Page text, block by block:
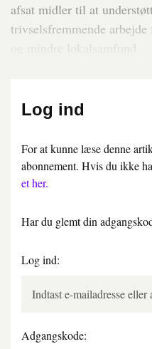
afsat midler til at
trivselsfremmende
og mindre lokalsamfund.
Log ind
For at kunne læse denne
abonnement. Hvis du ikke
et her.
Har du glemt din
Log ind:
Adgangskode: